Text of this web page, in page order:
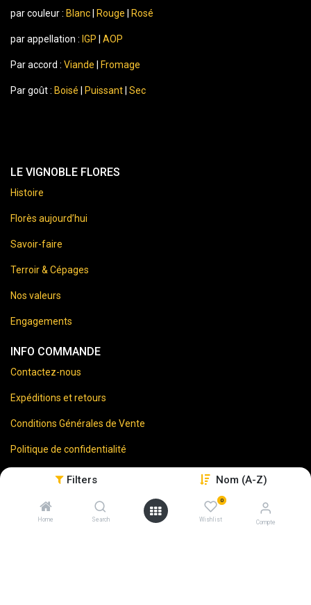
Filters Nom (A-Z)
Home Search
0
Wishlist Compte
par couleur : Blanc Rouge Rosé
par appellation : IGP AOP
Par accord : Viande Fromage
Par goût : Boisé Puissant Sec
LE VIGNOBLE FLORES
Histoire
Florès aujourd’hui
Savoir-faire
Terroir & Cépages
Nos valeurs
Engagements
INFO COMMANDE
Contactez-nous
Expéditions et retours
Conditions Générales de Vente
Politique de confidentialité
Mentions Légales